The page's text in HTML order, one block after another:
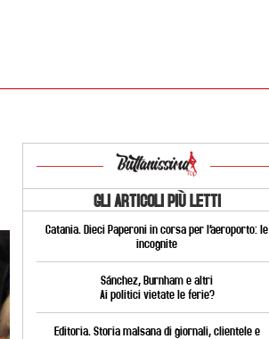
GLI ARTICOLI PIÙ LETTI
Catania. Dieci Paperoni in corsa per l’aeroporto: le
incognite
Sánchez, Burnham e altri
Ai politici vietate le ferie?
Editoria. Storia malsana di giornali, clientele e